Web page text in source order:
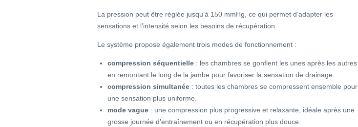
La pression peut être réglée jusqu’à 150 mmHg, ce qui permet d’adapter les
sensations et l’intensité selon les besoins de récupération.
Le système propose également trois modes de fonctionnement :
compression séquentielle : les chambres se gonflent les unes après les autres
en remontant le long de la jambe pour favoriser la sensation de drainage.
compression simultanée : toutes les chambres se compressent ensemble pour
une sensation plus uniforme.
mode vague : une compression plus progressive et relaxante, idéale après une
grosse journée d’entraînement ou en récupération plus douce.